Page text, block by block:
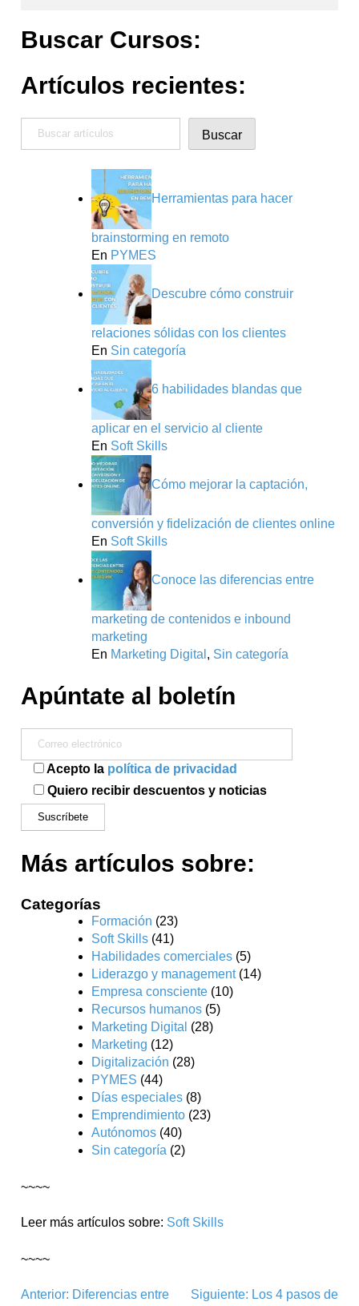
Buscar Cursos:
Artículos recientes:
Buscar
Herramientas para hacer
brainstorming en remoto
En PYMES
Descubre cómo construir
relaciones sólidas con los clientes
En Sin categoría
6 habilidades blandas que
aplicar en el servicio al cliente
En Soft Skills
Cómo mejorar la captación,
conversión y fidelización de clientes online
En Soft Skills
Conoce las diferencias entre
marketing de contenidos e inbound
marketing
En Marketing Digital , Sin categoría
Apúntate al boletín
Acepto la política de privacidad
Quiero recibir descuentos y noticias
Más artículos sobre:
Categorías
Formación (23)
Soft Skills (41)
Habilidades comerciales (5)
Liderazgo y management(14)
Empresa consciente (10)
Recursos humanos (5)
Marketing Digital (28)
Marketing (12)
Digitalización (28)
PYMES (44)
Días especiales (8)
Emprendimiento (23)
Autónomos (40)
Sin categoría (2)
~~~~
Leer más artículos sobre: Soft Skills
~~~~
Navegación
Anterior: Diferencias entre
Siguiente: Los 4 pasos de